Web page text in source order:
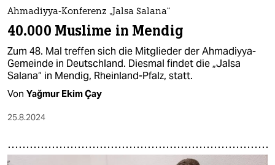
Ahmadiyya-Konferenz „Jalsa Salana“
40.000 Muslime in Mendig
Zum 48. Mal treffen sich die Mitglieder der Ahmadiyya-
Gemeinde in Deutschland. Diesmal findet die „Jalsa
Salana“ in Mendig, Rheinland-Pfalz, statt.
Von Yağmur Ekim Çay
25.8.2024